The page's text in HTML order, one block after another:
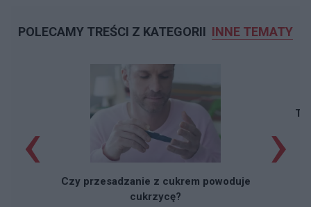
POLECAMY TREŚCI Z KATEGORII INNE TEMATY
Czy przesadzanie z cukrem powoduje
cukrzycę?
‹ ›